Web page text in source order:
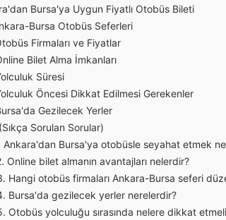
Bursa'ya Uygun Fiyatlı Otobüs Bileti
Bursa Otobüs Seferleri
Firmaları ve Fiyatlar
Bilet Alma İmkanları
Süresi
Öncesi Dikkat Edilmesi Gerekenler
Gezilecek Yerler
Sorulan Sorular)
Ankara'dan Bursa'ya otobüsle seyahat etmek
Online bilet almanın avantajları nelerdir?
Hangi otobüs firmaları Ankara-Bursa seferi
Bursa'da gezilecek yerler nerelerdir?
Otobüs yolculuğu sırasında nelere dikkat